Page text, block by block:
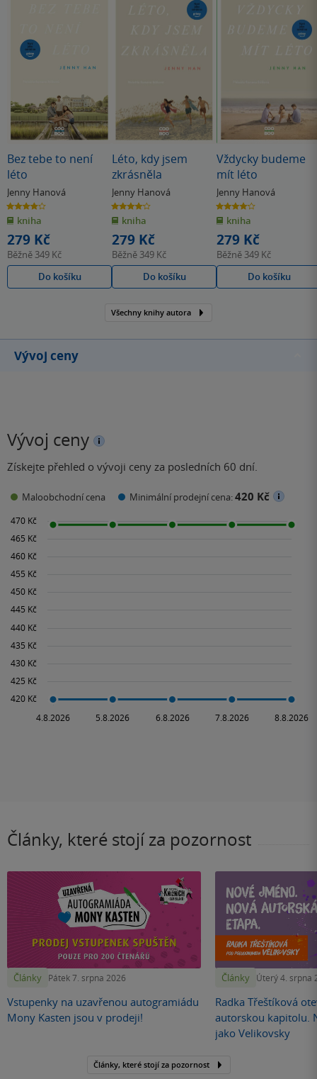
Bez tebe to není
léto
Jenny Hanová
3.9
z
5
hvězdiček
kniha
279 Kč
Běžně 349 Kč
Do košíku
Léto, kdy jsem
zkrásněla
Jenny Hanová
4.1
z
5
hvězdiček
kniha
279 Kč
Běžně 349 Kč
Do košíku
Vždycky budeme
mít léto
Jenny Hanová
4.1
z
5
hvězdiček
kniha
279 Kč
Běžně 349 Kč
Do košíku
Všechny knihy autora
Vývoj ceny
Vývoj ceny
Získejte přehled o vývoji ceny za posledních 60 dní.
Maloobchodní cena Minimální prodejní cena:420 Kč
Články, které stojí za pozornost
Články Pátek 7. srpna 2026
Vstupenky na uzavřenou autogramiádu
Mony Kasten jsou v prodeji!
Články Úterý 4. srpna
Radka Třeštíková
autorskou kapitolu.
jako Velikovsky
Články, které stojí za pozornost